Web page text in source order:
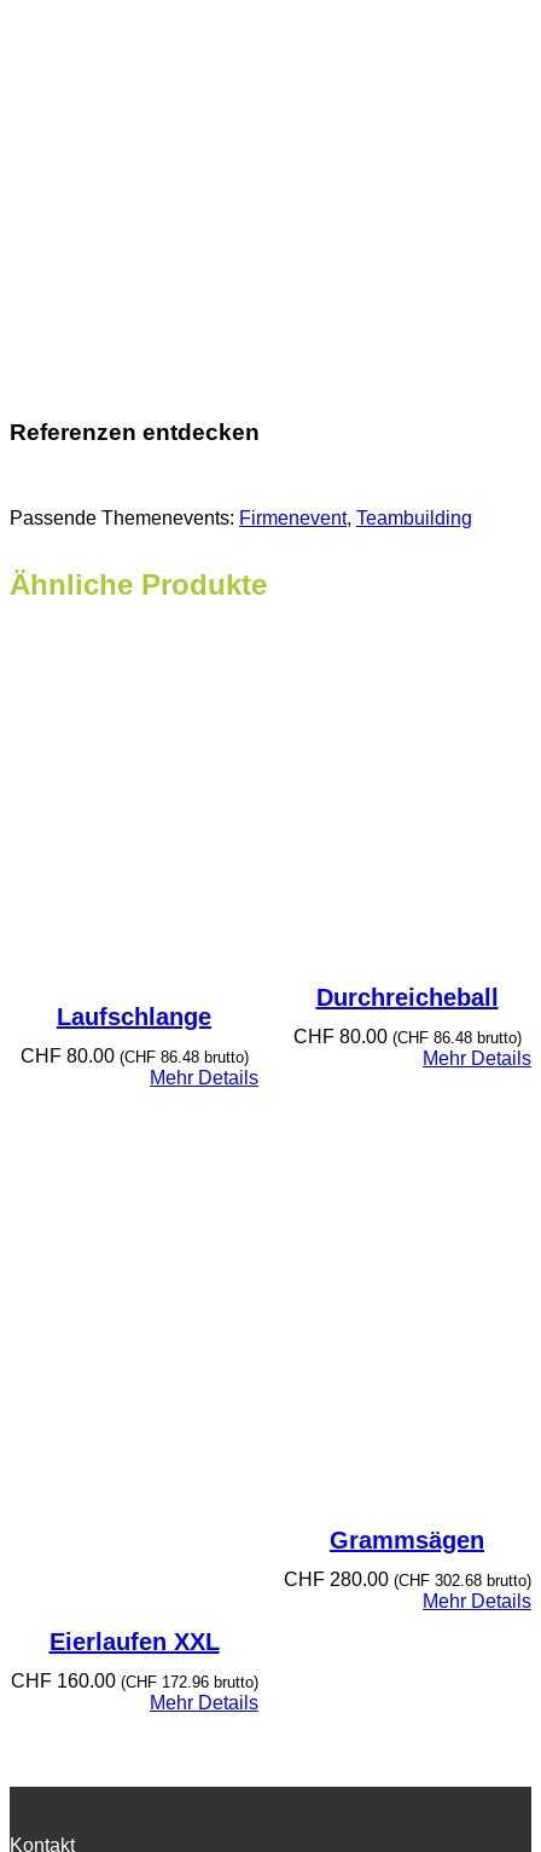
Referenzen entdecken
Passende Themenevents: Firmenevent, Teambuilding
Ähnliche Produkte
Laufschlange
CHF80.00 (CHF86.48brutto)
Mehr Details
Durchreicheball
CHF80.00 (CHF86.48brutto)
Mehr Details
Eierlaufen XXL
CHF160.00 (CHF172.96brutto)
Mehr Details
Grammsägen
CHF280.00 (CHF302.68brutto)
Mehr Details
Kontakt